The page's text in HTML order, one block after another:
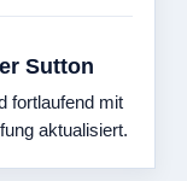
Sutton
fortlaufend mit
aktualisiert.